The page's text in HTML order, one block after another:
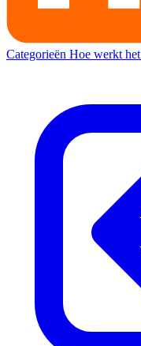
Categorieën Hoe werkt het